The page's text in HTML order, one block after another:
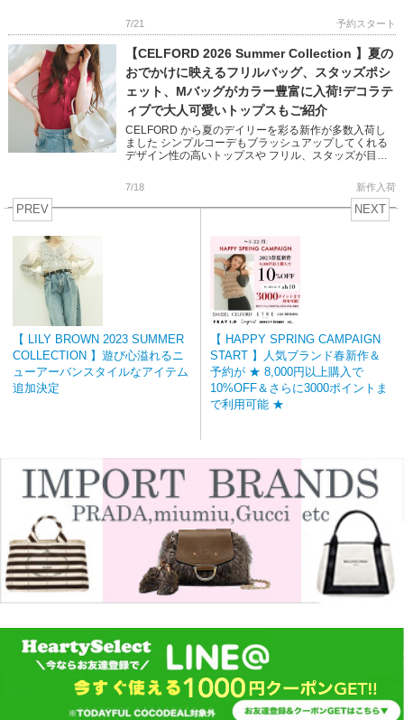
7/21 予約スタート
【CELFORD 2026 Summer Collection 】夏の
おでかけに映えるフリルバッグ、スタッズポシ
ェット、Mバッグがカラー豊富に入荷!デコラテ
ィブで大人可愛いトップスもご紹介
CELFORD から夏のデイリーを彩る新作が多数入荷し
ました シンプルコーデもブラッシュアップしてくれる
デザイン性の高いトップスや フリル、スタッズが目を
エーション豊富に […]
7/18 新作入荷
PREV
【 LILY BROWN 2023 SUMMER
COLLECTION 】遊び心溢れるニ
ューアーバンスタイルなアイテム
追加決定
NEXT
【 HAPPY SPRING CAMPAIGN
START 】人気ブランド春新作＆
予約が ★ 8,000円以上購入で
10%OFF＆さらに3000ポイントま
で利用可能 ★